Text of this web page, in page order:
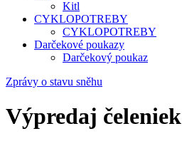
Kitl
CYKLOPOTREBY
CYKLOPOTREBY
Darčekové poukazy
Darčekový poukaz
Zprávy o stavu sněhu
Výpredaj čeleniek